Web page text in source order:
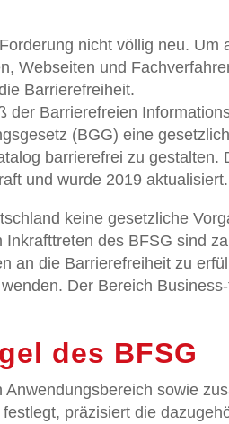
nicht völlig neu. Um
Webseiten und
Barrierefreiheit.
der Barrierefreien
(BGG) eine
barrierefrei zu
und wurde 2019 aktualisiert.
keine gesetzliche
Inkrafttreten des BFSG sind
an die Barrierefreiheit zu
Der Bereich
des BFSG
sowie
präzisiert die